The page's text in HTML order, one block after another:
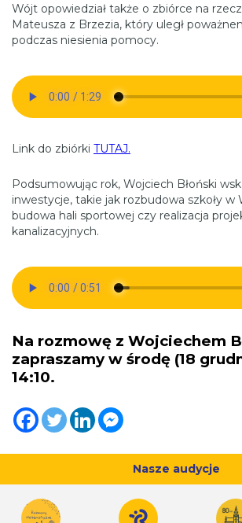
Wójt opowiedział także o zbiórce na
Mateusza z Brzezia, który uległ
podczas niesienia pomocy.
Link do zbiórki TUTAJ.
Podsumowując rok, Wojciech Błoński
inwestycje, takie jak rozbudowa szkoły w
budowa hali sportowej czy realizacja
kanalizacyjnych.
Na rozmowę z Wojciechem
zapraszamy w środę (18
14:10.
Nasze audycje